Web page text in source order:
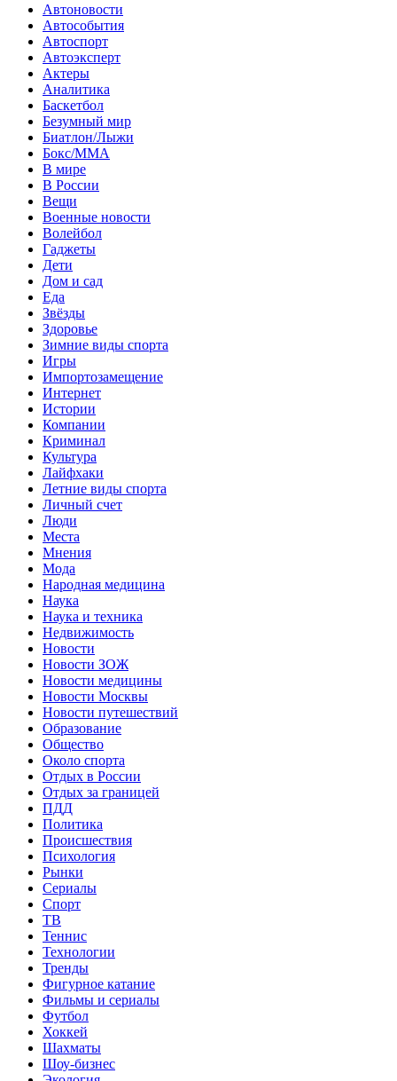
Автоновости
Автособытия
Автоспорт
Автоэксперт
Актеры
Аналитика
Баскетбол
Безумный мир
Биатлон/Лыжи
Бокс/MMA
В мире
В России
Вещи
Военные новости
Волейбол
Гаджеты
Дети
Дом и сад
Еда
Звёзды
Здоровье
Зимние виды спорта
Игры
Импортозамещение
Интернет
Истории
Компании
Криминал
Культура
Лайфхаки
Летние виды спорта
Личный счет
Люди
Места
Мнения
Мода
Народная медицина
Наука
Наука и техника
Недвижимость
Новости
Новости ЗОЖ
Новости медицины
Новости Москвы
Новости путешествий
Образование
Общество
Около спорта
Отдых в России
Отдых за границей
ПДД
Политика
Происшествия
Психология
Рынки
Сериалы
Спорт
ТВ
Теннис
Технологии
Тренды
Фигурное катание
Фильмы и сериалы
Футбол
Хоккей
Шахматы
Шоу-бизнес